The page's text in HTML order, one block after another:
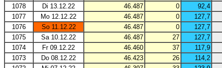
1078
Di 13.12.22 46.487 0
92,4
1077
Mo 12.12.22 46.487 0
127,7
1076
So 11.12.22 46.487 0
127,7
1075
Sa 10.12.22 46.487 27
127,7
1074
Fr 09.12.22 46.460 37
117,9
1073
Do 08.12.22 46.423 26
114,2